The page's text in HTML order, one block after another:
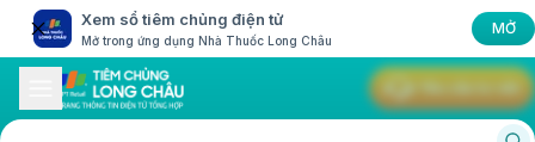
Xem sổ tiêm chủng điện tử
Mở trong ứng dụng Nhà Thuốc Long Châu
MỞ